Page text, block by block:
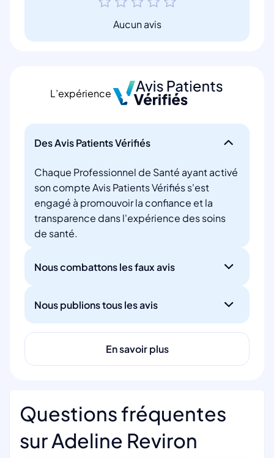
Aucun avis
L’expérience
Des Avis Patients Vérifiés
Chaque Professionnel de Santé ayant activé
son compte Avis Patients Vérifiés s'est
engagé à promouvoir la confiance et la
transparence dans l'expérience des soins
de santé.
Nous combattons les faux avis
Nous publions tous les avis
En savoir plus
Questions fréquentes
sur Adeline Reviron